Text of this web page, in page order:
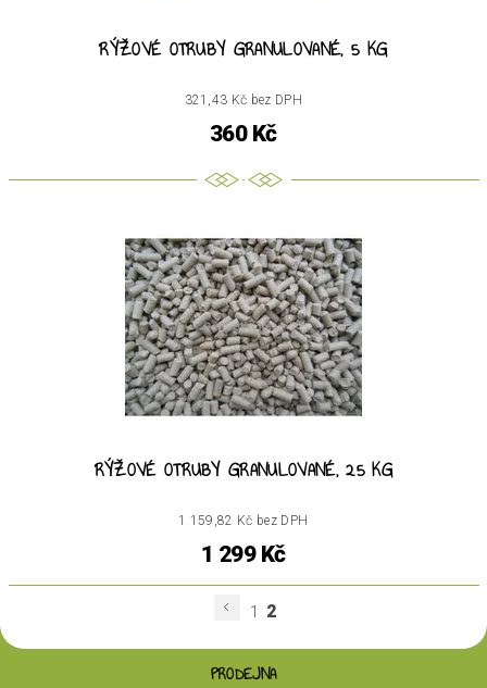
RÝŽOVÉ OTRUBY GRANULOVANÉ, 5 KG
321,43 Kč bez DPH
360 Kč
RÝŽOVÉ OTRUBY GRANULOVANÉ, 25 KG
1 159,82 Kč bez DPH
1 299 Kč
1 2
PRODEJNA